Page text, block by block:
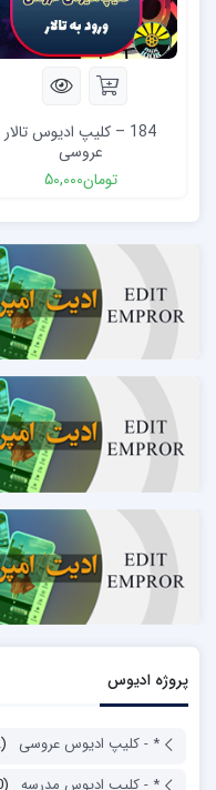
184 – کلیپ ادیوس تالار
عروسی
تومان50,000
پروژه ادیوس
* - کلیپ ادیوس عروسی
(122)
* - کلیپ ادیوس مدرسه (10)